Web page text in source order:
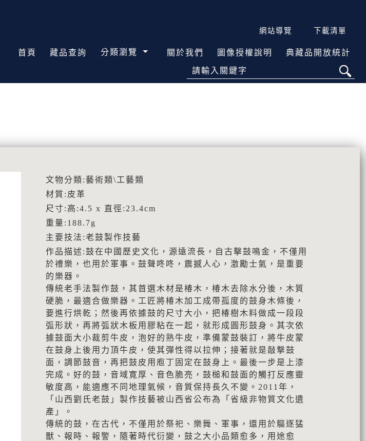
網站導覽 下載清單
首頁 藏品查詢 分類瀏覽 關於我們 圖像授權說明 典藏品開放統計
請輸入關鍵字
文物分類:藝術類\工藝類
材質:皮革
尺寸:高:4.5 x 直徑:23.4cm
重量:188.7g
主要技法:老鼓製作技藝
作品描述:鼓在中國歷史文化，源遠流長，自古擊鼓鳴金，不僅用
於禮樂，也用於軍事。鼓聲咚咚，震撼人心，激勵士氣，是重要
的樂器。
傳統老手法製作鼓，其首選木材是椿木，椿木去除水分後，木質
硬脆，最適合做樂器。工匠將椿木加工成帶孤度的鼓身木條後，
要進行烘乾；然後再依據鼓的尺寸大小，把椿樹木料做成一段段
弧形狀，再將弧狀木板用膠粘在一起，就形成圓形鼓身。其次依
據鼓面大小裁剪牛皮，泡好的熟牛皮，準備蒙鼓裝訂，將牛皮蒙
在鼓身上後用力頂牛皮，使其彈性得以拉伸；接著就是敲撃鼓
面，調節鼓音，再把鼓皮用庖丁固定在鼓身上。最後一步是上漆
完成。好的鼓，音域寛厚、音色脆亮，鼓槌和鼓面的觸打反應靈
敏度高，能適應不同地理氣候，音質保持長久不變。2011年，
「山西劉氏老鼓」製作技藝被山西省公布為「省級非物質文化遺
產」。
傳統的鼓，在古代，不僅用於祭祀、樂舞、軍事，還用於驅逐猛
獸、報時、報警，隨著時代衍變，鼓之大小品類愈多，用途愈